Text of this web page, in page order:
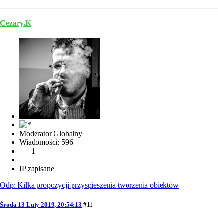
Cezary.K
Moderator Globalny
Wiadomości: 596
IP zapisane
Odp: Kilka propozycji przyspieszenia tworzenia obiektów
Środa 13 Luty 2019, 20:54:13 #11